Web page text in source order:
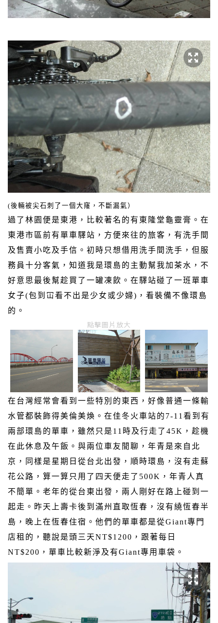
(後輛被尖石刺了一個大窿，不斷漏氣）
過了林園便是東港，比較著名的有東隆堂龜靈膏。在
東港市區前有單車驛站，方便來往的旅客，有洗手間
及售賣小吃及手信。初時只想借用洗手間洗手，但服
務員十分客氣，知道我是環島的主動幫我加茶水，不
好意思最後幫趁買了一罐凍飲。在驛站碰了一班單車
女子(包到冚看不出是少女或少婦) ，看裝備不像環島
的。
點擊圖片放大
在台灣經常會看到一些特別的東西，好像普通一條輸
水管都裝飾得美倫美煥。在佳冬火車站的 7-11 看到有
兩部環島的單車，雖然只是 11 時及行走了 45K ，趁機
在此休息及午飯。與兩位車友閒聊，年青是來自北
京，同樣是星期日從台北出發，順時環島，沒有走蘇
花公路，算一算只用了四天便走了 500K ，年青人真
不簡單。老年的從台東出發，兩人剛好在路上碰到一
起走。昨天上壽卡後到滿州直取恆春，沒有繞恆春半
島，晚上在恆春住宿。他們的單車都是從Giant專門
店租的，聽說是頭三天NT$1200 ，跟著每日
NT$200 ，單車比較新淨及有Giant專用車袋。